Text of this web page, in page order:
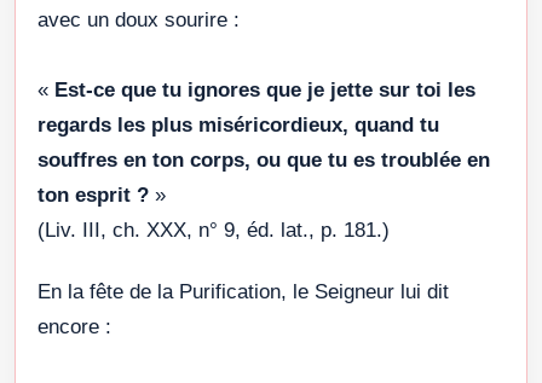
avec un doux sourire :
« Est-ce que tu ignores que je jette sur toi les
regards les plus miséricordieux, quand tu
souffres en ton corps, ou que tu es troublée en
ton esprit ? »
(Liv. III, ch. XXX, n° 9, éd. lat., p. 181.)
En la fête de la Purification, le Seigneur lui dit
encore :